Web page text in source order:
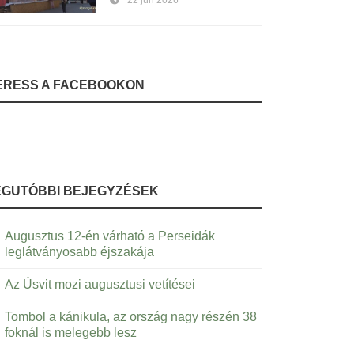
A FACEBOOKON
BEJEGYZÉSEK
Augusztus 12-én várható a Perseidák
leglátványosabb éjszakája
Az Úsvit mozi augusztusi vetítései
Tombol a kánikula, az ország nagy részén 38
foknál is melegebb lesz